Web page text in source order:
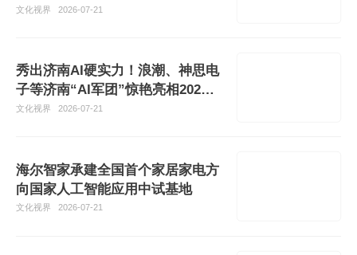
圆满收官
文化视界 2026-07-21
秀出济南AI硬实力！浪潮、神思电
子等济南“AI军团”惊艳亮相2026
世界人工智能大会
文化视界 2026-07-21
海尔智家承建全国首个家居家电方
向国家人工智能应用中试基地
文化视界 2026-07-21